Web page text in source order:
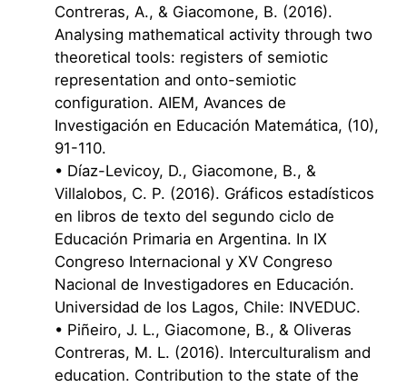
Contreras, A., & Giacomone, B. (2016).
Analysing mathematical activity through two
theoretical tools: registers of semiotic
representation and onto-semiotic
configuration. AIEM, Avances de
Investigación en Educación Matemática, (10),
91-110.
• Díaz-Levicoy, D., Giacomone, B., &
Villalobos, C. P. (2016). Gráficos estadísticos
en libros de texto del segundo ciclo de
Educación Primaria en Argentina. In IX
Congreso Internacional y XV Congreso
Nacional de Investigadores en Educación.
Universidad de los Lagos, Chile: INVEDUC.
• Piñeiro, J. L., Giacomone, B., & Oliveras
Contreras, M. L. (2016). Interculturalism and
education. Contribution to the state of the